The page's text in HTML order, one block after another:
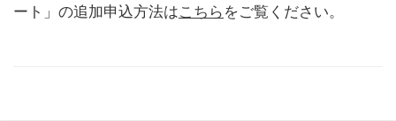
ート」の追加申込方法はこちら をご覧ください。